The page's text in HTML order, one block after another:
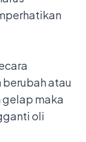
berubah atau
gelap maka
oli